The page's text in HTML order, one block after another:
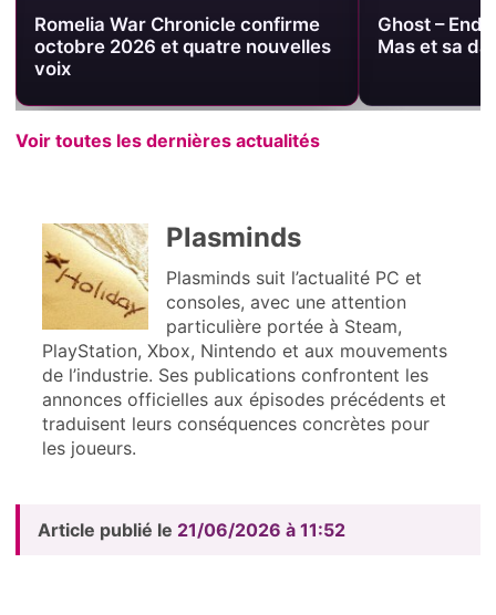
Chronicle confirme
et quatre nouvelles
Ghost – End of Night
Mas et sa date de sortie
Voir toutes les dernières actualités
Plasminds
Plasminds suit l’actualité PC et
consoles, avec une attention
particulière portée à Steam,
PlayStation, Xbox, Nintendo et aux mouvements
de l’industrie. Ses publications confrontent les
annonces officielles aux épisodes précédents et
traduisent leurs conséquences concrètes pour
les joueurs.
Article publié le 21/06/2026 à 11:52